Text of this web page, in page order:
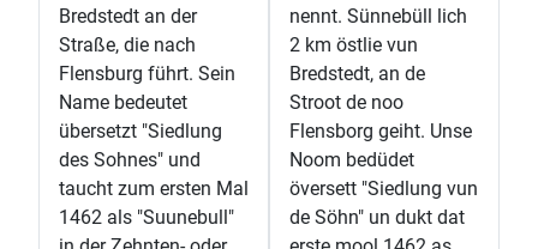
Bredstedt an der
Straße, die nach
Flensburg führt. Sein
Name bedeutet
übersetzt "Siedlung
des Sohnes" und
taucht zum ersten Mal
1462 als "Suunebull"
nennt. Sünnebüll lich
2 km östlie vun
Bredstedt, an de
Stroot de noo
Flensborg geiht. Unse
Noom bedüdet
översett "Siedlung vun
de Söhn" un dukt dat